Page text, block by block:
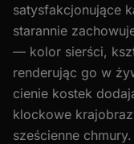
satysfakcjonujące
starannie
— kolor sierści,
renderując go w
cienie kostek
klockowe
sześcienne